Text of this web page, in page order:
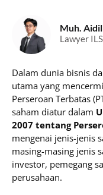
Muh.
Lawyer
Dalam dunia bisnis
utama yang
Perseroan Terbatas
saham diatur dalam
2007 tentang
mengenai jenis-jenis
masing-masing jenis
investor, pemegang
perusahaan.